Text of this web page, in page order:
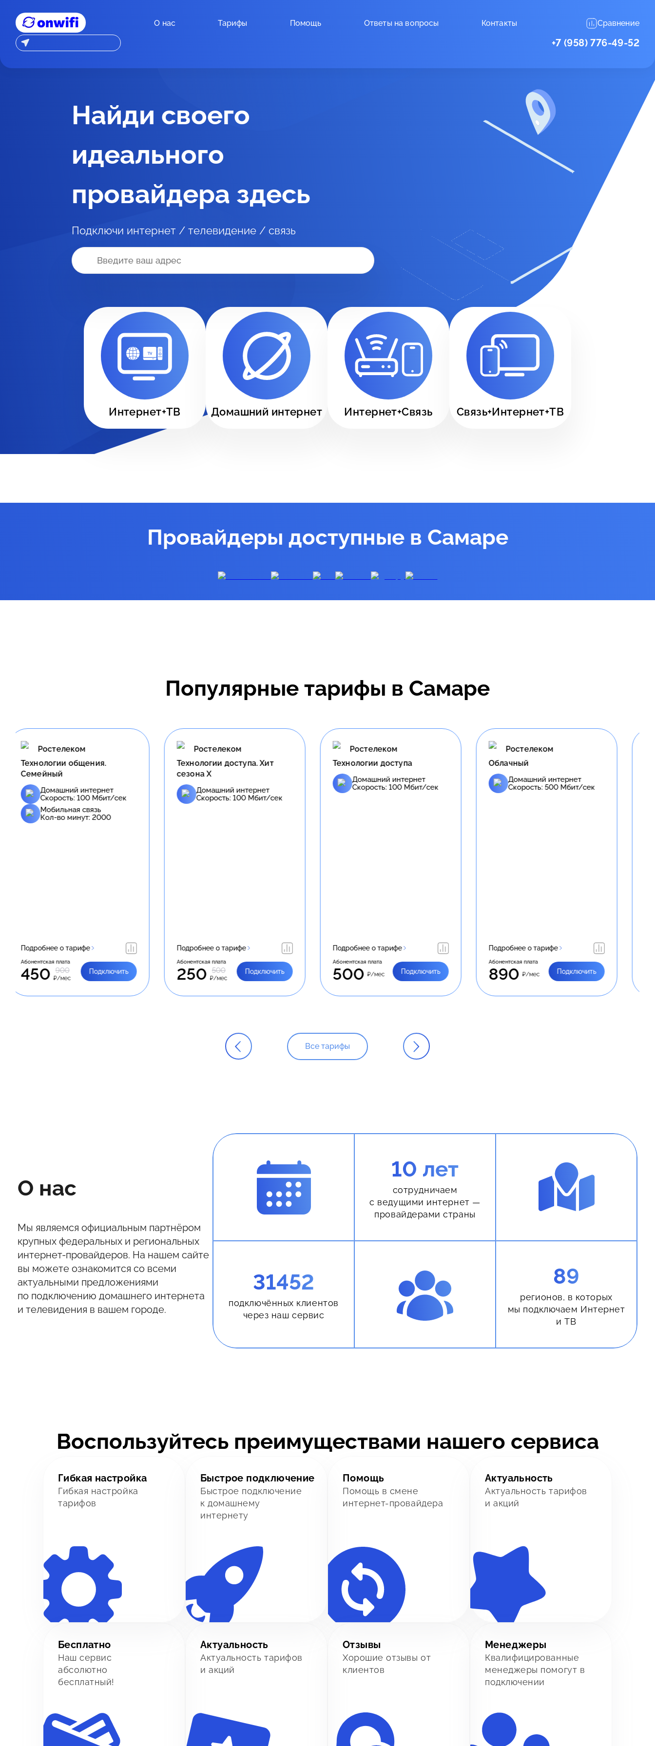
О нас Тарифы Помощь Ответы на вопросы Контакты Сравнение
+7 (958) 776-49-52
Найди своего
идеального
провайдера здесь
Подключи интернет / телевидение / связь
Интернет+ТВ Домашний интернет Интернет+Связь Связь+Интернет+ТВ
Провайдеры доступные в Самаре
Популярные тарифы в Самаре
Ростелеком
Технологии доступа. Хит
сезона X
Домашний интернет
Скорость: 100Мбит/сек
Подробнее о тарифе
Абонентская плата
250 500
₽/мес
Подключить
Ростелеком
Технологии доступа
Домашний интернет
Скорость:100Мбит/сек
Подробнее о тарифе
Абонентская плата
500 ₽/мес Подключить
Ростелеком
Облачный
Домашний интернет
Скорость: 500Мбит/сек
Подробнее о тарифе
Абонентская плата
890 ₽/мес Подключить
Ростелеком
Игровой
Домашний интернет
Скорость: 700Мбит/сек
Подробнее о тарифе
Абонентская плата
950 ₽/мес Подключить
Все тарифы
О нас
Мы являемся официальным партнёром
крупных федеральных и региональных
интернет-провайдеров. На нашем сайте
вы можете ознакомится со всеми
актуальными предложениями
по подключению домашнего интернета
и телевидения в вашем городе.
10 лет
сотрудничаем
с ведущими интернет —
провайдерами страны
31452
подключённых клиентов
через наш сервис
89
регионов, в которых
мы подключаем Интернет
и ТВ
Воспользуйтесь преимуществами нашего сервиса
Гибкая настройка
Гибкая настройка
тарифов
Быстрое подключение
Быстрое подключение
к домашнему
интернету
Помощь
Помощь в смене
интернет-провайдера
Актуальность
Актуальность тарифов
и акций
Бесплатно
Наш сервис
абсолютно
бесплатный!
Актуальность
Актуальность тарифов
и акций
Отзывы
Хорошие отзывы от
клиентов
Менеджеры
Квалифицированные
менеджеры помогут в
подключении